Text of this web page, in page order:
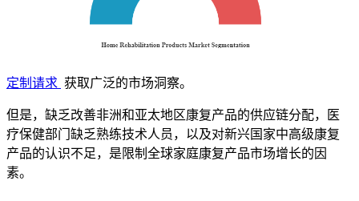
定制请求 获取广泛的市场洞察。
但是，缺乏改善非洲和亚太地区康复产品的供应链分配，医
疗保健部门缺乏熟练技术人员，以及对新兴国家中高级康复
产品的认识不足，是限制全球家庭康复产品市场增长的因
素。